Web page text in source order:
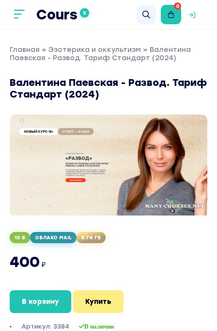
Cours X
0
Главная » Эзотерика и оккультизм » Валентина
Паевская - Развод. Тариф Стандарт (2024)
Валентина Паевская - Развод. Тариф
Стандарт (2024)
10 Б ОБЛАКО MAIL 5.74 ГБ
400 ₽
В корзину Купить
Артикул: 3384 В наличии